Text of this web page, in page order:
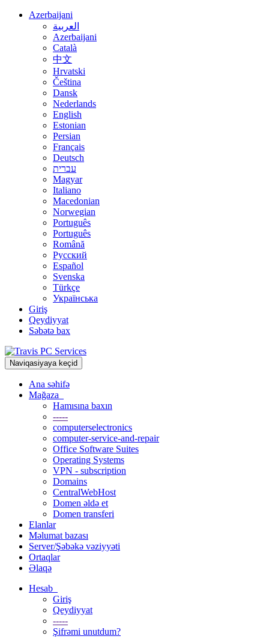
Azerbaijani
العربية
Azerbaijani
Català
中文
Hrvatski
Čeština
Dansk
Nederlands
English
Estonian
Persian
Français
Deutsch
עברית
Magyar
Italiano
Macedonian
Norwegian
Português
Português
Română
Русский
Español
Svenska
Türkçe
Українська
Giriş
Qeydiyyat
Səbətə bax
Naviqasiyaya keçid
Ana səhifə
Mağaza
Hamısına baxın
-----
computerselectronics
computer-service-and-repair
Office Software Suites
Operating Systems
VPN - subscription
Domains
CentralWebHost
Domen əldə et
Domen transferi
Elanlar
Məlumat bazası
Server/Şəbəkə vəziyyəti
Ortaqlar
Əlaqə
Hesab
Giriş
Qeydiyyat
-----
Şifrəmi unutdum?